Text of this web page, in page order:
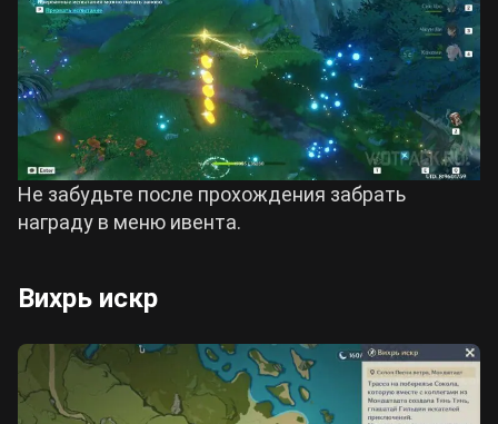
Не забудьте после прохождения забрать
награду в меню ивента.
Вихрь искр